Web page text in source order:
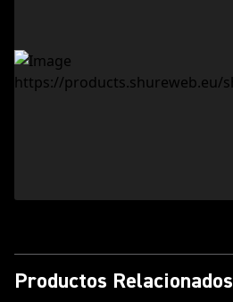
Productos Relacionados